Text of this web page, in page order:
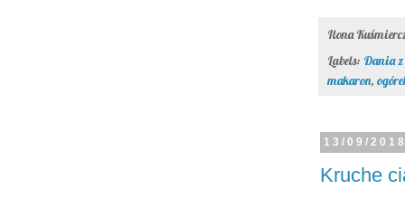
Ilona
Labels: Dania
makaron,
13/09/
Kruche